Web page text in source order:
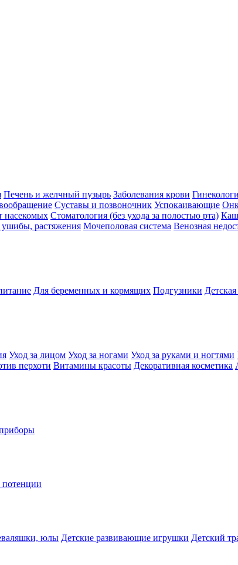
Печень и желчный пузырь Заболевания крови
Суставы и позвоночник Успокаивающие
насекомых Стоматология (без ухода за полостью рта)
растяжения Мочеполовая система Венозная
Для беременных и кормящих Подгузники
Уход за лицом Уход за ногами Уход за руками и ногтями
перхоти Витамины красоты Декоративная косметика
потенции
юлы Детские развивающие игрушки Детский